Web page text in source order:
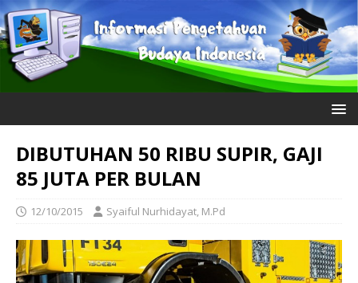
DIBUTUHAN 50 RIBU SUPIR, GAJI
85 JUTA PER BULAN
12/10/2015 Syaiful Nurhidayat, M.Pd